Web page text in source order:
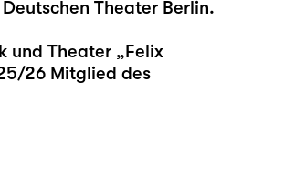
Theater Berlin.
und Theater „Felix
26 Mitglied des